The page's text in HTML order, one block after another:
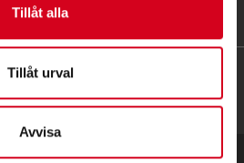
Tillåt alla
Tillåt urval
Avvisa